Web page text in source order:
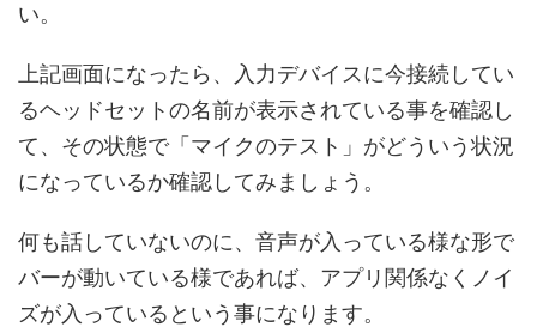
い。
上記画面になったら、入力デバイスに今接続してい
るヘッドセットの名前が表示されている事を確認し
て、その状態で「マイクのテスト」がどういう状況
になっているか確認してみましょう。
何も話していないのに、音声が入っている様な形で
バーが動いている様であれば、アプリ関係なくノイ
ズが入っているという事になります。